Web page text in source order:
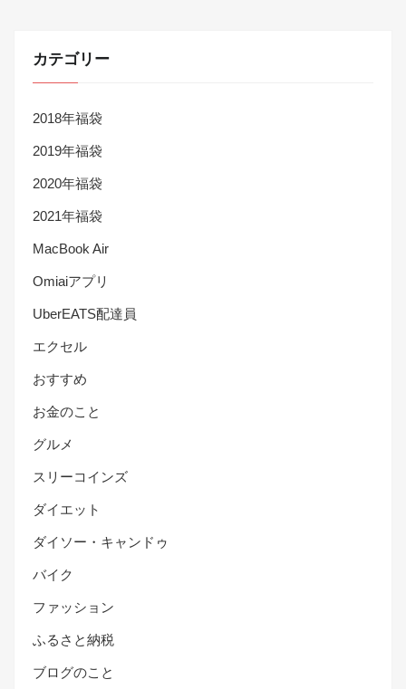
カテゴリー
2018年福袋
2019年福袋
2020年福袋
2021年福袋
MacBook Air
Omiaiアプリ
UberEATS配達員
エクセル
おすすめ
お金のこと
グルメ
スリーコインズ
ダイエット
ダイソー・キャンドゥ
バイク
ファッション
ふるさと納税
ブログのこと